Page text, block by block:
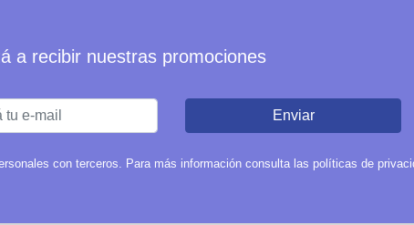
a recibir nuestras promociones
Enviar
con terceros. Para más información consulta las políticas de